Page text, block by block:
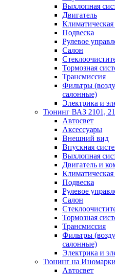
Выхлопная
Двигатель
Подвеска
Рулевое
Салон
Тормозная
Трансмиссия
Фильтры
салонные)
Электрика и
Тюнинг ВАЗ 2101,
Автосвет
Аксессуары
Внешний вид
Впускная
Выхлопная
Двигатель и
Подвеска
Рулевое
Салон
Тормозная
Трансмиссия
Фильтры
салонные)
Электрика и
Тюнинг на Иномарки
Автосвет